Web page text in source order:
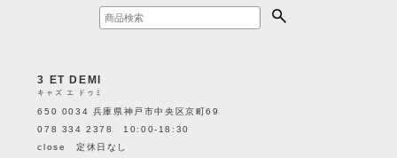
3 ET DEMI
キャズ エ ドゥミ
650 0034 兵庫県神戸市中央区京町69
078 334 2378 10:00-18:30
close 定休日なし